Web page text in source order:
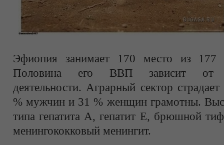
Эфиопия занимает 170 место из 177
Половина его ВВП зависит от
деятельности. Аграрный сектор
% мужчин и 31 % женщин грамотны.
типа гепатита A, гепатит E, брюшной
менингококковый менингит.